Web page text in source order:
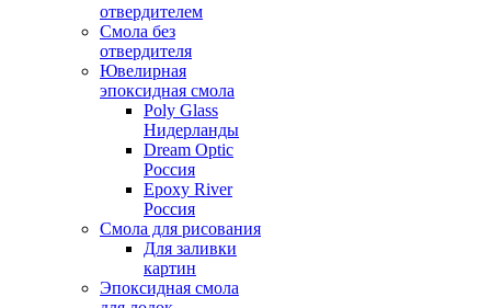
отвердителем
Смола без
отвердителя
Ювелирная
эпоксидная смола
Poly Glass
Нидерланды
Dream Optic
Россия
Epoxy River
Россия
Смола для рисования
Для заливки
картин
Эпоксидная смола